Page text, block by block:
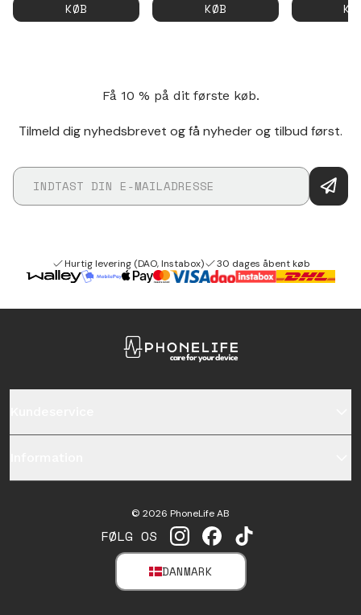
KØB
KØB
Få 10 % på dit første køb.
Tilmeld dig nyhedsbrevet og få nyheder og tilbud først.
Hurtig levering (DAO, Instabox) 30 dages åbent køb
FØLG OS INSTAGRAM
FACEBOOKTIKTOK
DANMARK
SELECT MARKET
© 2026 PhoneLife AB